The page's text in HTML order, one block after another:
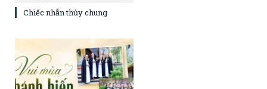
Chiếc nhẫn thủy chung